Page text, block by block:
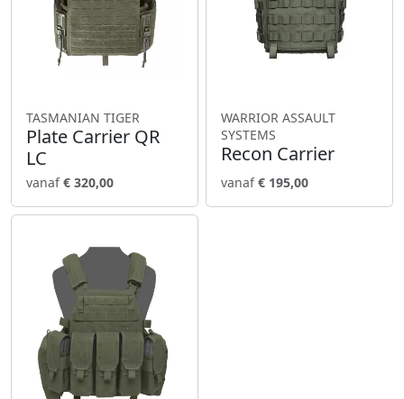
TASMANIAN TIGER
Plate Carrier QR
LC
vanaf€ 320,00
WARRIOR ASSAULT
SYSTEMS
Recon Carrier
vanaf€ 195,00